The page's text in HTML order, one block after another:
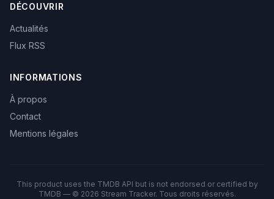
DÉCOUVRIR
Actualités
Flux RSS
INFORMATIONS
À propos
Contact
Mentions légales
This product uses the TMDB API but is not endorsed or certified by
TMDB — © 2026 Stream Tracker. Tous droits réservés.